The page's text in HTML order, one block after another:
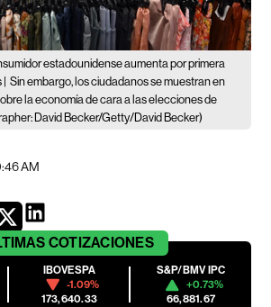
estadounidense aumenta por primera
Sin embargo, los ciudadanos se muestran en
la economía de cara a las elecciones de
David Becker/Getty/David Becker)
AM
COTIZACIONES
IBOVESPA
-1.09%
173,640.33
S&P/BMV IPC
+0.73%
66,881.67